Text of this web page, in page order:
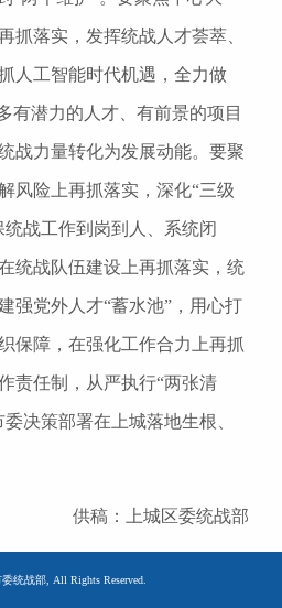
抓落实，发挥统战人才荟萃、
人工智能时代机遇，全力做
有潜力的人才、有前景的项目
战力量转化为发展动能。要聚
风险上再抓落实，深化“三级
战工作到岗到人、系统闭
统战队伍建设上再抓落实，统
强党外人才“蓄水池”，用心打
保障，在强化工作合力上再抓
责任制，从严执行“两张清
决策部署在上城落地生根、
供稿：上城区委统战部
统战部, All Rights Reserved.